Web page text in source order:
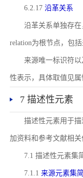
6.2.17 沿革关系
沿革关系单独存
relation为根节点，包
来源唯一标识符以
性表示，具体取值见属
7 描述性元素
描述性元素用于
加资料和参考文献相
7.1 描述性元素集
7.1.1 来源元素集